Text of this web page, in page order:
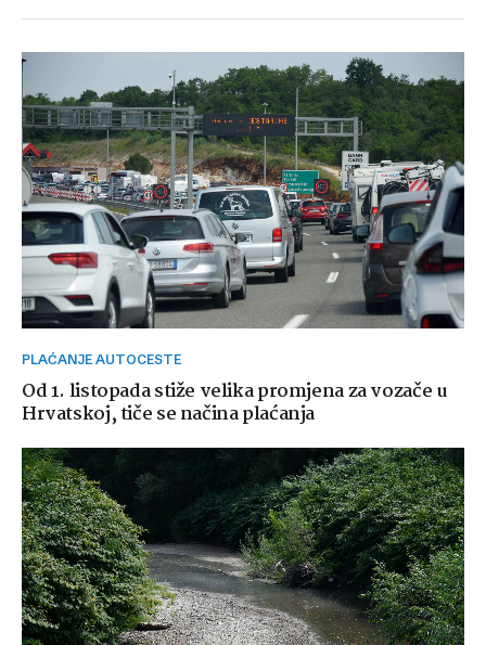
PLAĆANJE AUTOCESTE
Od 1. listopada stiže velika promjena za vozače u
Hrvatskoj, tiče se načina plaćanja